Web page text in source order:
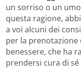
un sorriso o un
questa ragione,
a voi alcuni dei
per la
benessere, che ha
prendersi cura di